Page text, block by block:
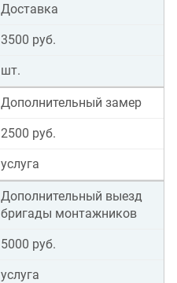
Доставка
3500 руб.
шт.
Дополнительный замер
2500 руб.
услуга
Дополнительный выезд
бригады монтажников
5000 руб.
услуга